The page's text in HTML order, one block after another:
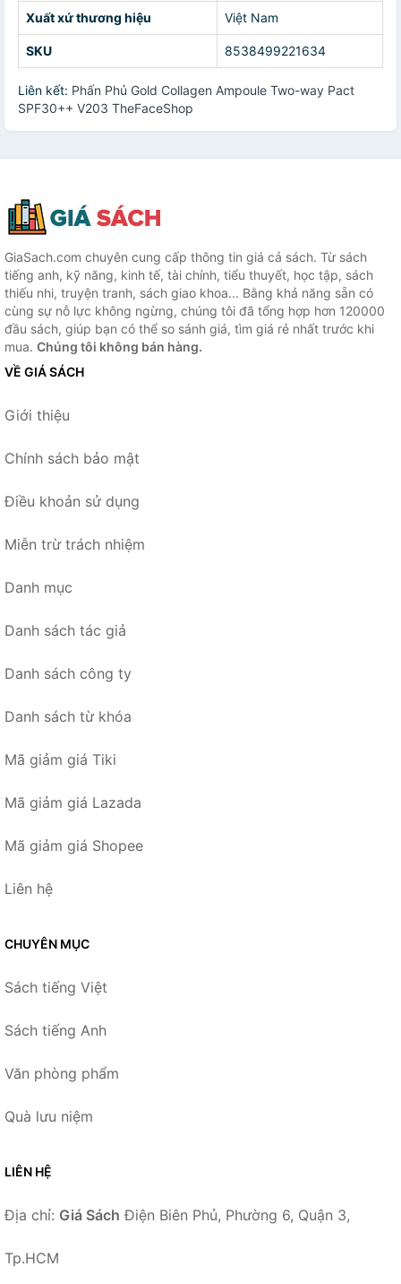
Xuất xứ thương hiệu Việt Nam
SKU 8538499221634
Liên kết: Phấn Phủ Gold Collagen Ampoule Two-way Pact
SPF30++ V203 TheFaceShop
GiaSach.com chuyên cung cấp thông tin giá cả sách. Từ sách
tiếng anh, kỹ năng, kinh tế, tài chính, tiểu thuyết, học tập, sách
thiếu nhi, truyện tranh, sách giao khoa... Bằng khả năng sẵn có
cùng sự nỗ lực không ngừng, chúng tôi đã tổng hợp hơn 120000
đầu sách, giúp bạn có thể so sánh giá, tìm giá rẻ nhất trước khi
mua. Chúng tôi không bán hàng.
VỀ GIÁ SÁCH
Giới thiệu
Chính sách bảo mật
Điều khoản sử dụng
Miễn trừ trách nhiệm
Danh mục
Danh sách tác giả
Danh sách công ty
Danh sách từ khóa
Mã giảm giá Tiki
Mã giảm giá Lazada
Mã giảm giá Shopee
Liên hệ
CHUYÊN MỤC
Sách tiếng Việt
Sách tiếng Anh
Văn phòng phẩm
Quà lưu niệm
LIÊN HỆ
Địa chỉ: Giá Sách Điện Biên Phủ, Phường 6, Quận 3,
Tp.HCM